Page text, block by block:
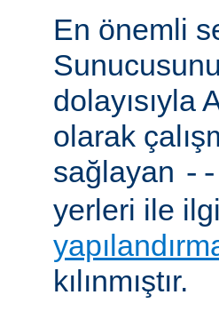
En önemli
dolayısıyla
olarak
sağlayan
yerleri ile
kılınmıştır.